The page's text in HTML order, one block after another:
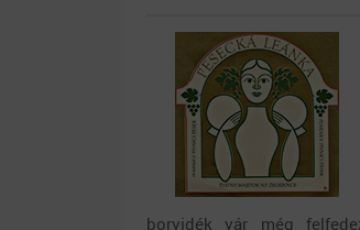
borvidék vár még